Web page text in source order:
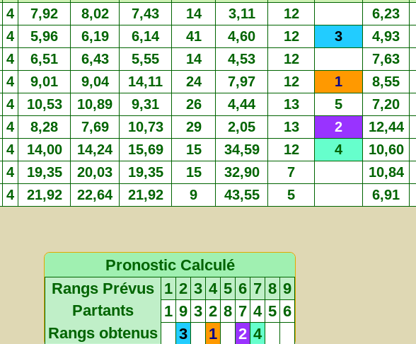
4 7,92 8,02 7,43 14 3,11 12 6,23
4 5,96 6,19 6,14 41 4,60 12 3 4,93
4 6,51 6,43 5,55 14 4,53 12 7,63
4 9,01 9,04 14,11 24 7,97 12 1 8,55
4 10,53 10,89 9,31 26 4,44 13 5 7,20
4 8,28 7,69 10,73 29 2,05 13 2 12,44
4 14,00 14,24 15,69 15 34,59 12 4 10,60
4 19,35 20,03 19,35 15 32,90 7 10,84
4 21,92 22,64 21,92 9 43,55 5 6,91
Pronostic Calculé
Rangs Prévus 1 2 3 4 5 6 7 8 9
Partants
1 9 3 2 8 7 4 5 6
Rangs obtenus
3 1 2 4